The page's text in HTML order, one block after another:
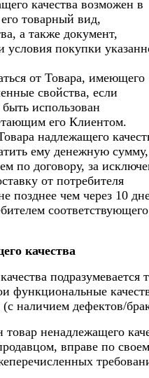
качества возможен в
товарный вид,
а также документ,
покупки
от Товара, имеющего
свойства, если
использован
его Клиентом.
надлежащего
ему денежную сумму,
по договору, за
от потребителя
позднее чем через 10
соответствующего
качества
подразумевается
функциональные
(с наличием дефектов/
ненадлежащего
вправе по